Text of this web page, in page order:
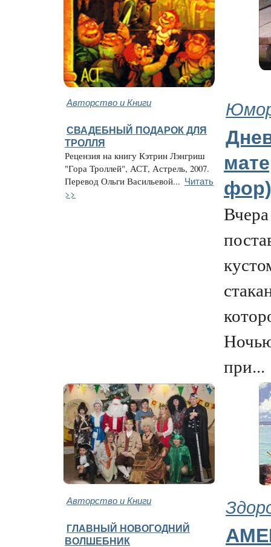
Авторство и Книги
СВАДЕБНЫЙ ПОДАРОК ДЛЯ
ТРОЛЛЯ
Рецензия на книгу Кэтрин Лэнгриш
"Гора Троллей", АСТ, Астрель, 2007.
Перевод Ольги Васильевой... Читать
>>
при...
Авторство и Книги
ГЛАВНЫЙ НОВОГОДНИЙ
ВОЛШЕБНИК